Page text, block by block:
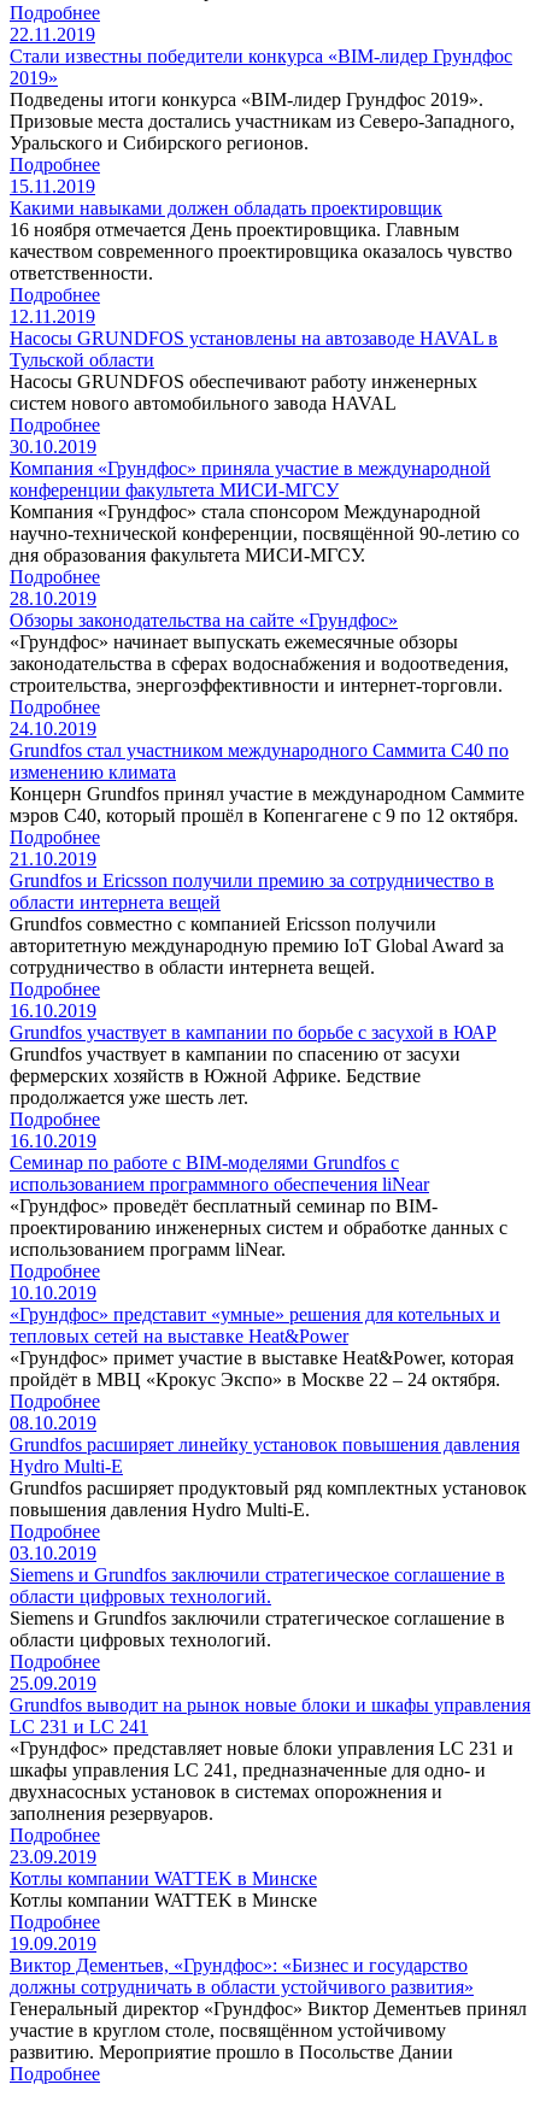
Подробнее
22.11.2019
Стали известны победители конкурса «BIM-лидер Грундфос
2019»
Подведены итоги конкурса «BIM-лидер Грундфос 2019».
Призовые места достались участникам из Северо-Западного,
Уральского и Сибирского регионов.
Подробнее
15.11.2019
Какими навыками должен обладать проектировщик
16 ноября отмечается День проектировщика. Главным
качеством современного проектировщика оказалось чувство
ответственности.
Подробнее
12.11.2019
Насосы GRUNDFOS установлены на автозаводе HAVAL в
Тульской области
Насосы GRUNDFOS обеспечивают работу инженерных
систем нового автомобильного завода HAVAL
Подробнее
30.10.2019
Компания «Грундфос» приняла участие в международной
конференции факультета МИСИ-МГСУ
Компания «Грундфос» стала спонсором Международной
научно-технической конференции, посвящённой 90-летию со
дня образования факультета МИСИ-МГCУ.
Подробнее
28.10.2019
Обзоры законодательства на сайте «Грундфос»
«Грундфос» начинает выпускать ежемесячные обзоры
законодательства в сферах водоснабжения и водоотведения,
строительства, энергоэффективности и интернет-торговли.
Подробнее
24.10.2019
Grundfos стал участником международного Саммита C40 по
изменению климата
Концерн Grundfos принял участие в международном Саммите
мэров C40, который прошёл в Копенгагене с 9 по 12 октября.
Подробнее
21.10.2019
Grundfos и Ericsson получили премию за сотрудничество в
области интернета вещей
Grundfos совместно с компанией Ericsson получили
авторитетную международную премию IoT Global Award за
сотрудничество в области интернета вещей.
Подробнее
16.10.2019
Grundfos участвует в кампании по борьбе с засухой в ЮАР
Grundfos участвует в кампании по спасению от засухи
фермерских хозяйств в Южной Африке. Бедствие
продолжается уже шесть лет.
Подробнее
16.10.2019
Семинар по работе с BIM-моделями Grundfos с
использованием программного обеспечения liNear
«Грундфос» проведёт бесплатный семинар по BIM-
проектированию инженерных систем и обработке данных с
использованием программ liNear.
Подробнее
10.10.2019
«Грундфос» представит «умные» решения для котельных и
тепловых сетей на выставке Heat&Power
«Грундфос» примет участие в выставке Heat&Power, которая
пройдёт в МВЦ «Крокус Экспо» в Москве 22 – 24 октября.
Подробнее
08.10.2019
Grundfos расширяет линейку установок повышения давления
Hydro Multi-E
Grundfos расширяет продуктовый ряд комплектных установок
повышения давления Hydro Multi-E.
Подробнее
03.10.2019
Siemens и Grundfos заключили стратегическое соглашение в
области цифровых технологий.
Siemens и Grundfos заключили стратегическое соглашение в
области цифровых технологий.
Подробнее
25.09.2019
Grundfos выводит на рынок новые блоки и шкафы управления
LC 231 и LC 241
«Грундфос» представляет новые блоки управления LC 231 и
шкафы управления LC 241, предназначенные для одно- и
двухнасосных установок в системах опорожнения и
заполнения резервуаров.
Подробнее
23.09.2019
Котлы компании WATTEK в Минске
Котлы компании WATTEK в Минске
Подробнее
19.09.2019
Виктор Дементьев, «Грундфос»: «Бизнес и государство
должны сотрудничать в области устойчивого развития»
Генеральный директор «Грундфос» Виктор Дементьев принял
участие в круглом столе, посвящённом устойчивому
развитию. Мероприятие прошло в Посольстве Дании
Подробнее